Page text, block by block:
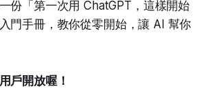
份「第一次用 ChatGPT，這樣開始
門手冊，教你從零開始，讓 AI 幫你
戶開放喔！